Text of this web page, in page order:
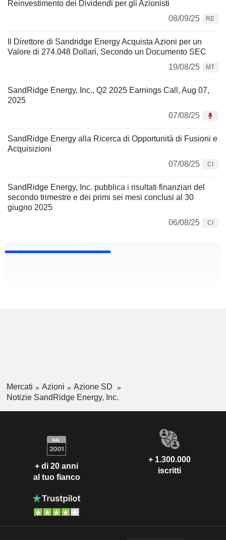
Reinvestimento dei Dividendi per gli Azionisti
08/09/25
RE
Il Direttore di Sandridge Energy Acquista Azioni per un
Valore di 274.048 Dollari, Secondo un Documento SEC
19/08/25
MT
SandRidge Energy, Inc., Q2 2025 Earnings Call, Aug 07,
2025
07/08/25
SandRidge Energy alla Ricerca di Opportunità di Fusioni e
Acquisizioni
07/08/25
CI
SandRidge Energy, Inc. pubblica i risultati finanziari del
secondo trimestre e dei primi sei mesi conclusi al 30
giugno 2025
06/08/25
CI
Mercati Azioni
Azione SD
Notizie SandRidge Energy, Inc.
+ di 20 anni
al tuo fianco
+ 1.300.000
iscritti